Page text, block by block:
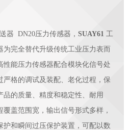
器 DN20压力传感器， SUAY61 工
为完全替代升级传统工业压力表而
性能压力传感器配合模块化信号处
严格的调试及装配、老化过程，保
品的质量、精度和稳定性、耐用
覆盖范围宽，输出信号形式多样，
护和瞬间过压保护装置，可配以数